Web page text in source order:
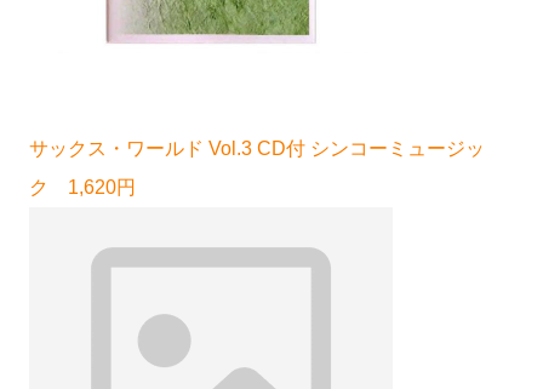
サックス・ワールド Vol.3 CD付 シンコーミュージッ
ク 1,620円